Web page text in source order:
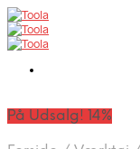
På Udsalg! 14%